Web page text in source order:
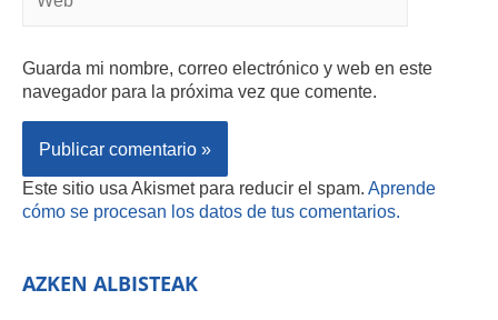
Guarda mi nombre, correo electrónico y web en este
navegador para la próxima vez que comente.
Este sitio usa Akismet para reducir el spam. Aprende
cómo se procesan los datos de tus comentarios.
AZKEN ALBISTEAK